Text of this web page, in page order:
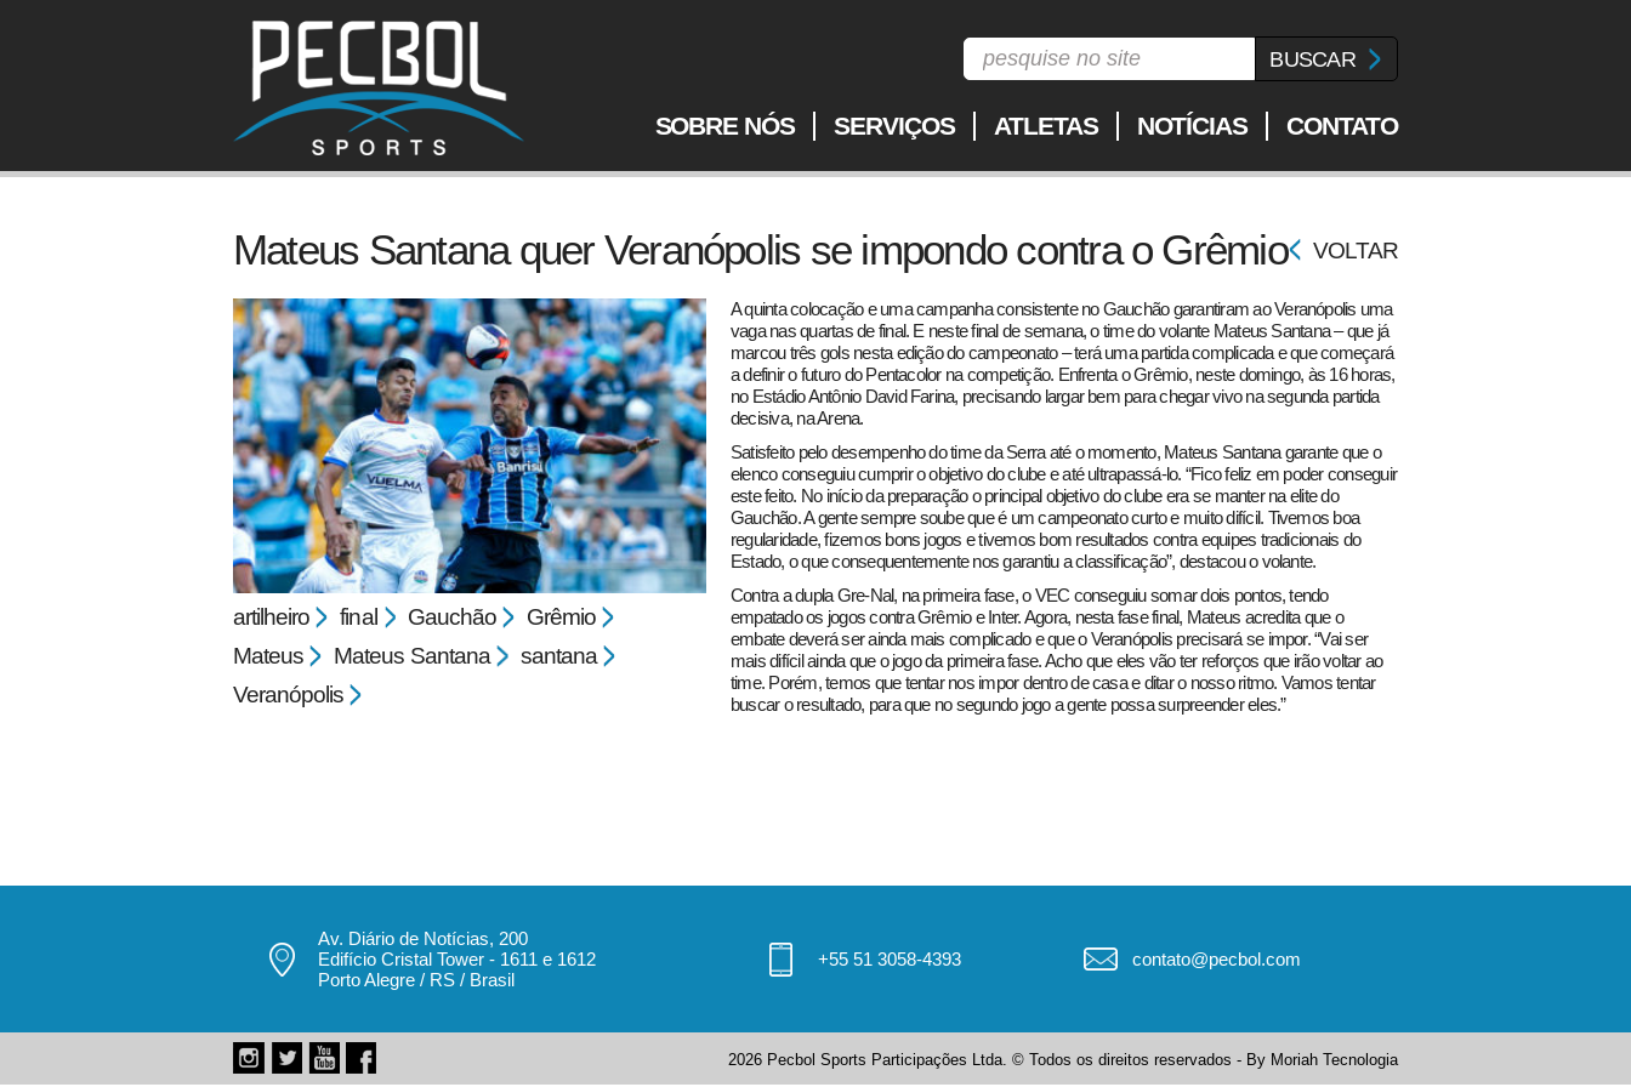
SOBRE NÓS SERVIÇOS ATLETAS NOTÍCIAS CONTATO
Mateus Santana quer Veranópolis se impondo contra o Grêmio VOLTAR
artilheiro final Gauchão
Grêmio
Mateus
Mateus Santana
santana
Veranópolis
A quinta colocação e uma campanha consistente no Gauchão garantiram ao Veranópolis uma
vaga nas quartas de final. E neste final de semana, o time do volante Mateus Santana – que já
marcou três gols nesta edição do campeonato – terá uma partida complicada e que começará
a definir o futuro do Pentacolor na competição. Enfrenta o Grêmio, neste domingo, às 16 horas,
no Estádio Antônio David Farina, precisando largar bem para chegar vivo na segunda partida
decisiva, na Arena.
Satisfeito pelo desempenho do time da Serra até o momento, Mateus Santana garante que o
elenco conseguiu cumprir o objetivo do clube e até ultrapassá-lo. “Fico feliz em poder conseguir
este feito. No início da preparação o principal objetivo do clube era se manter na elite do
Gauchão. A gente sempre soube que é um campeonato curto e muito difícil. Tivemos boa
regularidade, fizemos bons jogos e tivemos bom resultados contra equipes tradicionais do
Estado, o que consequentemente nos garantiu a classificação”, destacou o volante.
Contra a dupla Gre-Nal, na primeira fase, o VEC conseguiu somar dois pontos, tendo
empatado os jogos contra Grêmio e Inter. Agora, nesta fase final, Mateus acredita que o
embate deverá ser ainda mais complicado e que o Veranópolis precisará se impor. “Vai ser
mais difícil ainda que o jogo da primeira fase. Acho que eles vão ter reforços que irão voltar ao
time. Porém, temos que tentar nos impor dentro de casa e ditar o nosso ritmo. Vamos tentar
buscar o resultado, para que no segundo jogo a gente possa surpreender eles.”
Av. Diário de Notícias, 200
Edifício Cristal Tower - 1611 e 1612
Porto Alegre / RS / Brasil
+55 51 3058-4393 contato@pecbol.com
2026 Pecbol Sports Participações Ltda. © Todos os direitos reservados - By Moriah Tecnologia